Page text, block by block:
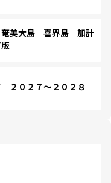
美大島 喜界島 加計
０２７～２０２８